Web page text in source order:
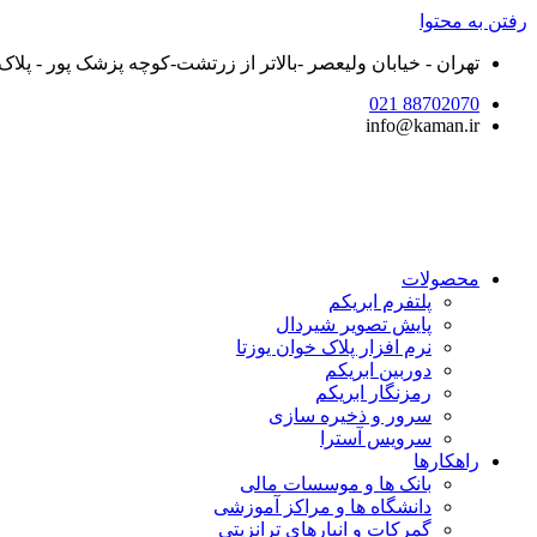
رفتن به محتوا
تهران - خیابان ولیعصر -بالاتر از زرتشت-کوچه پزشک پور - پلاک ۲۵ - واحد
88702070 021
info@kaman.ir
محصولات
پلتفرم ابریکم
پایش تصویر شیردال
نرم افزار پلاک خوان یوزتا
دوربین ابریکم
رمزنگار ابریکم
سرور و ذخیره سازی
سرویس آسترا
راهکارها
بانک ها و موسسات مالی
دانشگاه ها و مراکز آموزشی
گمرکات و انبارهای ترانزیتی